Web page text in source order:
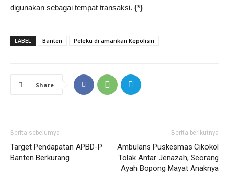
digunakan sebagai tempat transaksi. (*)
LABEL Banten Peleku di amankan Kepolisin
Share
Berita sebelumya
Target Pendapatan APBD-P
Banten Berkurang
Berita berikutnya
Ambulans Puskesmas Cikokol
Tolak Antar Jenazah, Seorang
Ayah Bopong Mayat Anaknya